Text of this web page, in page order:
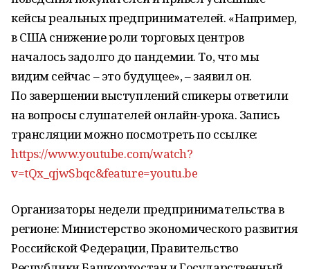
кейсы реальных предпринимателей. «Например,
в США снижение роли торговых центров
началось задолго до пандемии. То, что мы
видим сейчас – это будущее», – заявил он.
По завершении выступлений спикеры ответили
на вопросы слушателей онлайн-урока. Запись
трансляции можно посмотреть по ссылке:
https://www.youtube.com/watch?
v=tQx_qjwSbqc&feature=youtu.be
Организаторы недели предпринимательства в
регионе: Министерство экономического развития
Российской Федерации, Правительство